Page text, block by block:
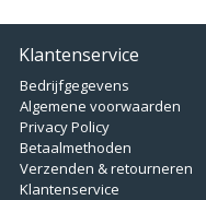
Klantenservice
Bedrijfgegevens
Algemene voorwaarden
Privacy Policy
Betaalmethoden
Verzenden & retourneren
Klantenservice